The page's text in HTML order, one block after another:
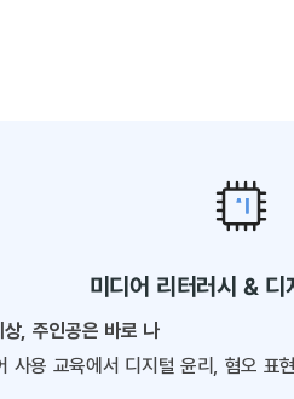
미디어 리터러시 & 디
, 주인공은 바로 나
사용 교육에서 디지털 윤리, 혐오 표